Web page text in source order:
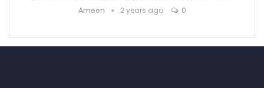
Ameen 2 years ago 0